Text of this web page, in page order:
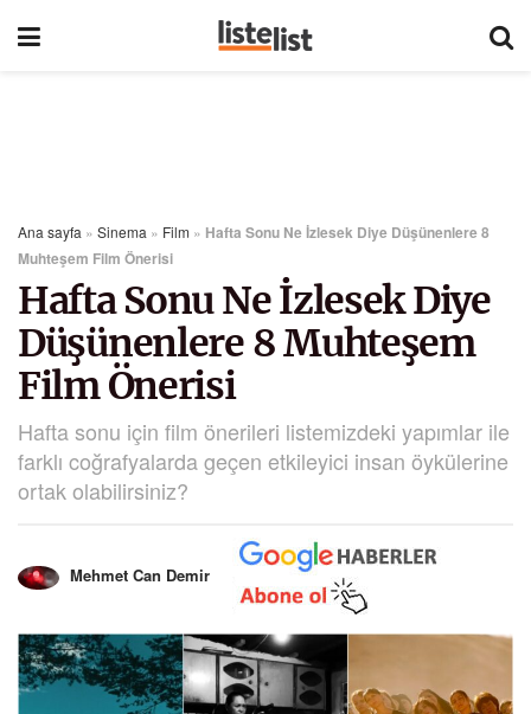
Ana sayfa » Sinema » Film » Hafta Sonu Ne İzlesek Diye Düşünenlere 8
Muhteşem Film Önerisi
Hafta Sonu Ne İzlesek Diye
Düşünenlere 8 Muhteşem
Film Önerisi
Hafta sonu için film önerileri listemizdeki yapımlar ile
farklı coğrafyalarda geçen etkileyici insan öykülerine
ortak olabilirsiniz?
Mehmet Can Demir